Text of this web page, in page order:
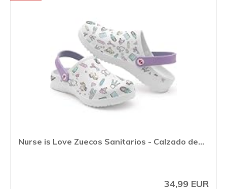
Nurse is Love Zuecos Sanitarios - Calzado de...
34,99 EUR